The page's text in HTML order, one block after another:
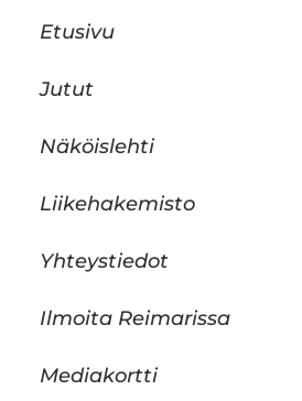
Etusivu
Jutut
Näköislehti
Liikehakemisto
Yhteystiedot
Ilmoita Reimarissa
Mediakortti